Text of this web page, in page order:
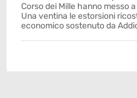
Corso dei Mille hanno messo
Una ventina le estorsioni
economico sostenuto da